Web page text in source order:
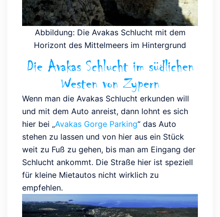
Abbildung: Die Avakas Schlucht mit dem
Horizont des Mittelmeers im Hintergrund
Die Avakas Schlucht im südlichen
Westen von Zypern
Wenn man die Avakas Schlucht erkunden will
und mit dem Auto anreist, dann lohnt es sich
hier bei „Avakas Gorge Parking“ das Auto
stehen zu lassen und von hier aus ein Stück
weit zu Fuß zu gehen, bis man am Eingang der
Schlucht ankommt. Die Straße hier ist speziell
für kleine Mietautos nicht wirklich zu
empfehlen.